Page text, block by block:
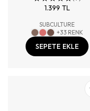
1.399 TL
SUBCULTURE
+33 RENK
SEPETE EKLE